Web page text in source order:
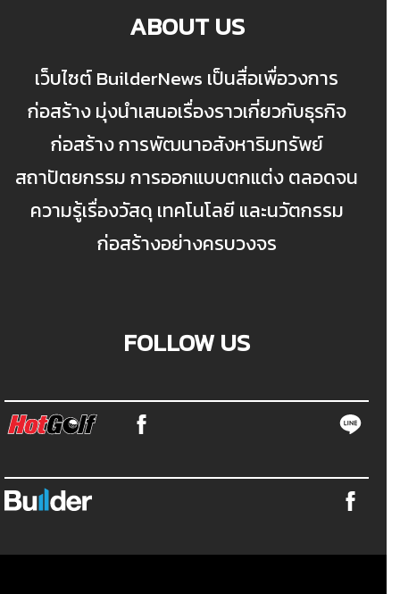
ABOUT US
เว็บไซต์ BuilderNews เป็นสื่อเพื่อวงการ
ก่อสร้าง มุ่งนำเสนอเรื่องราวเกี่ยวกับธุรกิจ
ก่อสร้าง การพัฒนาอสังหาริมทรัพย์
สถาปัตยกรรม การออกแบบตกแต่ง ตลอดจน
ความรู้เรื่องวัสดุ เทคโนโลยี และนวัตกรรม
ก่อสร้างอย่างครบวงจร
FOLLOW US